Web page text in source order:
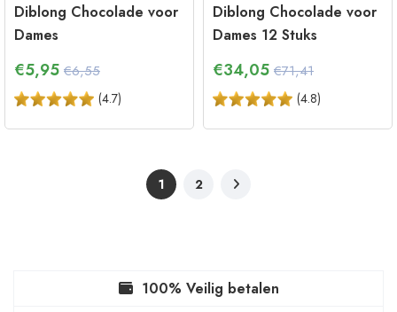
Dames
€5,95
(
Dames 12 Stuks
€34,05
(4.8
Snelle en discrete verzending